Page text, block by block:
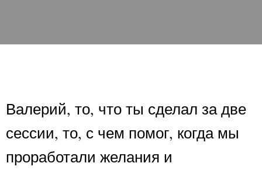
Валерий, то, что ты сделал за две
сессии, то, с чем помог, когда мы
проработали желания и